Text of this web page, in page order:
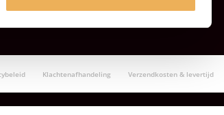
Klachtenafhandeling Verzendkosten & levertijd